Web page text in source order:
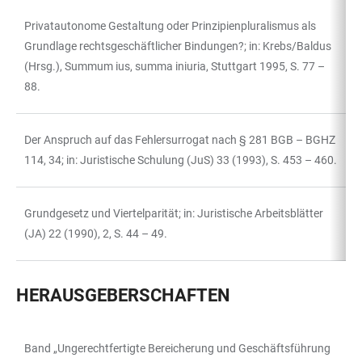
Privatautonome Gestaltung oder Prinzipienpluralismus als
Grundlage rechtsgeschäftlicher Bindungen?; in: Krebs/Baldus
(Hrsg.), Summum ius, summa iniuria, Stuttgart 1995, S. 77 –
88.
Der Anspruch auf das Fehlersurrogat nach § 281 BGB – BGHZ
114, 34; in: Juristische Schulung (JuS) 33 (1993), S. 453 – 460.
Grundgesetz und Viertelparität; in: Juristische Arbeitsblätter
(JA) 22 (1990), 2, S. 44 – 49.
HERAUSGEBERSCHAFTEN
Band „Ungerechtfertigte Bereicherung und Geschäftsführung